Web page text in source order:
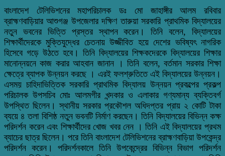
বাংলাদেশ টেলিভিশনের মহাপরিচালক ডঃ মো জাহাঙ্গীর আলম রবিবার
ব্রাহ্মণবাড়িয়ার আশুগঞ্জ উপজেলার দক্ষিণ তারুয়া সরকারি প্রাথমিক বিদ্যালয়ের
নতুন ভবনের ভিত্তি প্রস্তর স্থাপন করেন। তিনি বলেন, বিদ্যালয়ের
শিক্ষার্থীদেরকে মুক্তিযুদ্ধের চেতনায় ‌উজ্জীবিত হয়ে দেশের ভবিষ্যৎ নাগরিক
হিসেবে গড়ে উঠতে হবে। তিনি বিদ্যালয়ের শিক্ষকদেরকে বিদ্যালয়ের শিক্ষার
মানোন্নয়নে কাজ করার আহবান জানান । তিনি বলেন, বর্তমান সরকার শিক্ষা
ক্ষেত্রে ব্যাপক উন্নয়ন করছে । এরই ফলশ্রুতিতে এই বিদ্যালয়ের উন্নয়ন।
এসময় চাহিদাভিত্তিক সরকারি প্রাথমিক বিদ্যালয় উন্নয়ন প্রকল্পের প্রকল্প
পরিচালক উপসচিব মোঃ আলমগীর খন্দকার ও এলাকার গণ্যমান্য ব্যক্তিবর্গ
উপস্থিত ছিলেন। স্থানীয় সরকার প্রকৌশল অধিদপ্তর প্রায় ২ কোটি টাকা
ব্যয়ে ৪ তলা বিশিষ্ঠ নতুন ভবনটি নির্মাণ করছেন। তিনি বিদ্যালয়ের বিভিন্ন কক্ষ
পরিদর্শন করেন এবং শিক্ষার্থীদের খোজ খবর নেন । তিনি ‌এই বিদ্যালয়ের প্রথম
ব্যাচের ছাত্র ছিলেন। পরে তিনি বাংলাদেশ টেলিভিশনের ব্রাহ্মণবাড়িয়া উপকেন্দ্র
পরিদর্শন করেন। পরিদর্শনকালে তিনি উপকেন্দ্রের বিভিন্ন বিভাগ পরিদর্শন